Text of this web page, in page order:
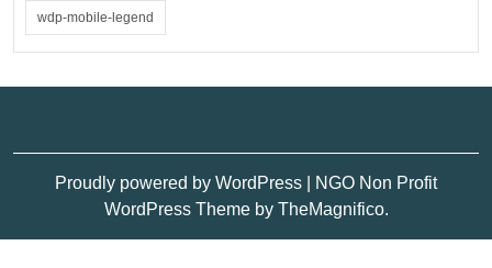
wdp-mobile-legend
Proudly powered by WordPress
NGO Non Profit
WordPress Theme by TheMagnifico.